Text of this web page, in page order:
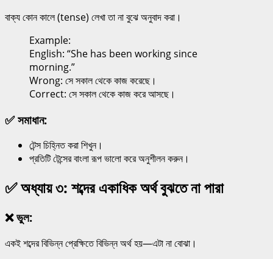
বাক্য কোন কালে (tense) লেখা তা না বুঝে অনুবাদ করা।
Example:
English: “She has been working since
morning.”
Wrong: সে সকাল থেকে কাজ করেছে।
Correct: সে সকাল থেকে কাজ করে আসছে।
✅ সমাধান:
টেন্স চিহ্নিত করা শিখুন।
প্রতিটি টেন্সের বাংলা রূপ ভালো করে অনুশীলন করুন।
✅ অধ্যায় ৩: শব্দের একাধিক অর্থ বুঝতে না পারা
❌ ভুল:
একই শব্দের বিভিন্ন প্রেক্ষিতে বিভিন্ন অর্থ হয়—এটা না বোঝা।